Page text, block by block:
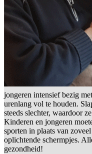
jongeren intensief bezig
urenlang vol te houden.
steeds slechter, waardoor
Kinderen en jongeren
sporten in plaats van
oplichtende schermpjes.
gezondheid!